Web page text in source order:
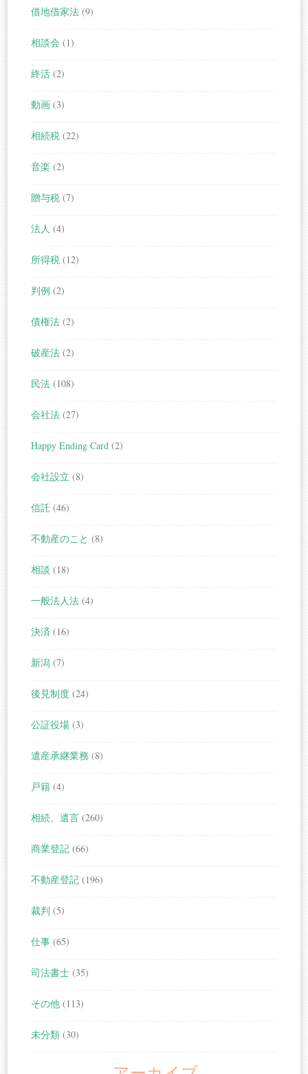
借地借家法 (9)
相談会 (1)
終活 (2)
動画 (3)
相続税 (22)
音楽 (2)
贈与税 (7)
法人 (4)
所得税 (12)
判例 (2)
債権法 (2)
破産法 (2)
民法 (108)
会社法 (27)
Happy Ending Card (2)
会社設立 (8)
信託 (46)
不動産のこと (8)
相談 (18)
一般法人法 (4)
決済 (16)
新潟 (7)
後見制度 (24)
公証役場 (3)
遺産承継業務 (8)
戸籍 (4)
相続、遺言 (260)
商業登記 (66)
不動産登記 (196)
裁判 (5)
仕事 (65)
司法書士 (35)
その他 (113)
未分類 (30)